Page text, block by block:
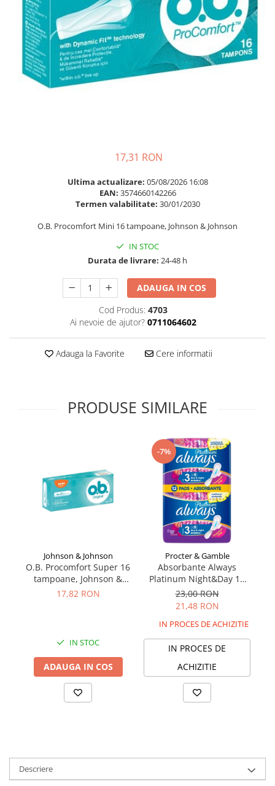
Omega 3
Par si unghii
Probiotice si prebiotice
Prostata
Supliment Magneziu
Supliment Vitamina C
Supliment Vitamina D3
Supliment Zinc
Tuse gat si respiratie
Ingrijire par
Balsam masca si tratament
Produse cu SPF Pentru Fata
Repelenti insecte
17,31 RON
Ultima actualizare: 05/08/2026 16:08
EAN: 3574660142266
Termen valabilitate: 30/01/2030
O.B. Procomfort Mini 16 tampoane, Johnson & Johnson
IN STOC
Durata de livrare: 24-48 h
ADAUGA IN COS
Cod Produs: 4703
Ai nevoie de ajutor? 0711064602
Adauga la Favorite Cere informatii
PRODUSE SIMILARE
Johnson & Johnson
O.B. Procomfort Super 16
tampoane, Johnson &
Johnson
17,82 RON
IN STOC
ADAUGA IN COS
-7%
Procter & Gamble
Absorbante Always
Platinum Night&Day 12
bucăți
23,00 RON
21,48 RON
IN PROCES DE ACHIZITIE
IN PROCES DE
ACHIZITIE
Descriere